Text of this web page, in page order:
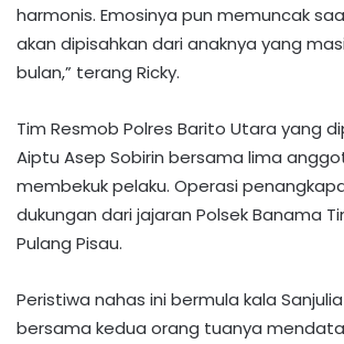
harmonis. Emosinya pun memuncak
akan dipisahkan dari anaknya yang
bulan,” terang Ricky.
Tim Resmob Polres Barito Utara yang
Aiptu Asep Sobirin bersama lima
membekuk pelaku. Operasi
dukungan dari jajaran Polsek Banama
Pulang Pisau.
Peristiwa nahas ini bermula kala
bersama kedua orang tuanya